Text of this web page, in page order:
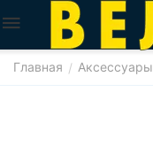
Главная / Аксессуары